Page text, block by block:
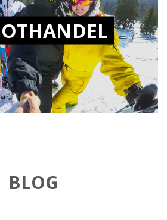
BLOG